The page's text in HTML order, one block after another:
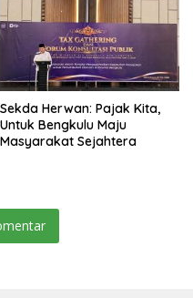
Sekda Herwan: Pajak Kita,
Untuk Bengkulu Maju
Masyarakat Sejahtera